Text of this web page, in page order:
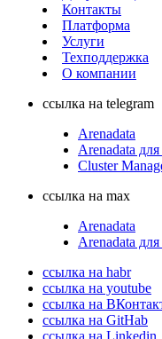
Контакты
Платформа
Услуги
Техподдержка
О компании
ссылка на telegram
Arenadata
Arenadata
Cluster
ссылка на max
Arenadata
Arenadata
ссылка на habr
ссылка на youtube
ссылка на
ссылка на GitHab
ссылка на Linkedin